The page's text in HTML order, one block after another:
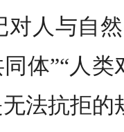
对人与自
体”“人
法抗拒的